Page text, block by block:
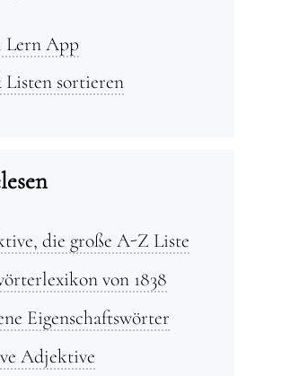
Lern App
sortieren
die große A-Z Liste
von 1838
Eigenschaftswörter
Adjektive